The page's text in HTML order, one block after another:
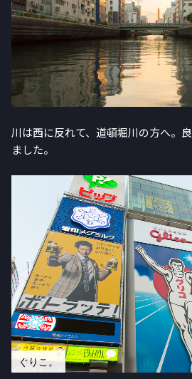
川は西に反れて、道頓堀川の方へ。
ました。
ぐりこ。